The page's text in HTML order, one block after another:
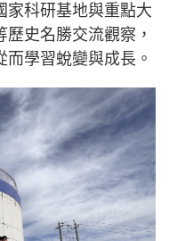
家科研基地與重點大
史名勝交流觀察，
學習蛻變與成長。